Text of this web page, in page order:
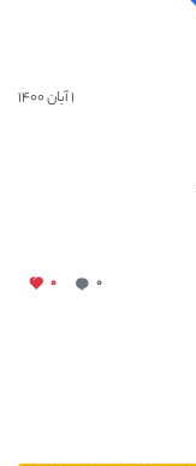
۱ آبان ۱۴۰۰
۰ ۰